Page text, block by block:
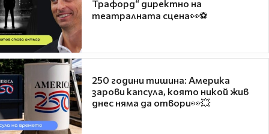
Трафорд“ директно на
театралната сцена👀⚽
250 години тишина: Америка
зарови капсула, която никой жив
днес няма да отвори👀💥